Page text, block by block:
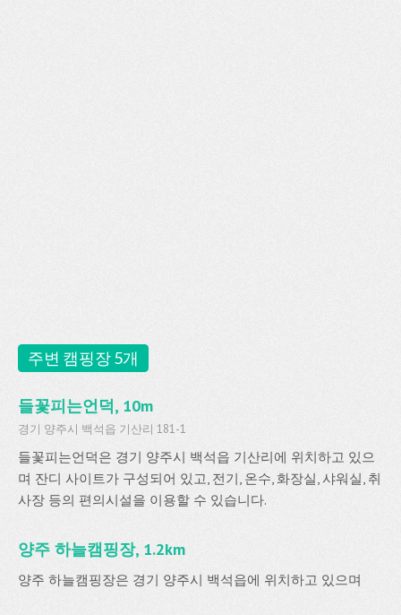
주변 캠핑장 5개
들꽃피는언덕, 10m
경기 양주시 백석읍 기산리 181-1
들꽃피는언덕은 경기 양주시 백석읍 기산리에 위치하고 있으
며 잔디 사이트가 구성되어 있고, 전기, 온수, 화장실, 샤워실, 취
사장 등의 편의시설을 이용할 수 있습니다.
양주 하늘캠핑장, 1.2km
양주 하늘캠핑장은 경기 양주시 백석읍에 위치하고 있으며